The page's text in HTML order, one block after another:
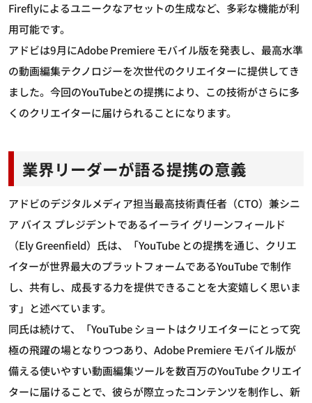
Fireflyによるユニークなアセットの生成など、多彩な機能が利
用可能です。
アドビは9月にAdobe Premiere モバイル版を発表し、最高水準
の動画編集テクノロジーを次世代のクリエイターに提供してき
ました。今回のYouTubeとの提携により、この技術がさらに多
くのクリエイターに届けられることになります。
業界リーダーが語る提携の意義
アドビのデジタルメディア担当最高技術責任者（CTO）兼シニ
ア バイス プレジデントであるイーライ グリーンフィールド
（Ely Greenfield）氏は、「YouTube との提携を通じ、クリエ
イターが世界最大のプラットフォームであるYouTube で制作
し、共有し、成長する力を提供できることを大変嬉しく思いま
す」と述べています。
同氏は続けて、「YouTube ショートはクリエイターにとって究
極の飛躍の場となりつつあり、Adobe Premiere モバイル版が
備える使いやすい動画編集ツールを数百万のYouTube クリエイ
ターに届けることで、彼らが際立ったコンテンツを制作し、新